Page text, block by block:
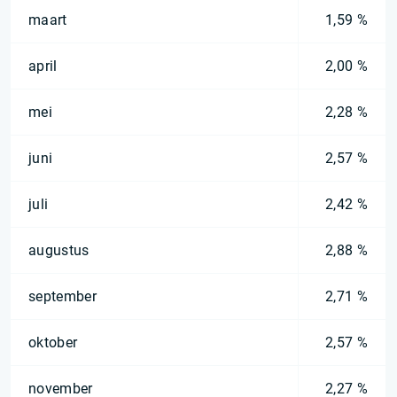
maart 1,59 %
april 2,00 %
mei 2,28 %
juni 2,57 %
juli 2,42 %
augustus 2,88 %
september 2,71 %
oktober 2,57 %
november 2,27 %